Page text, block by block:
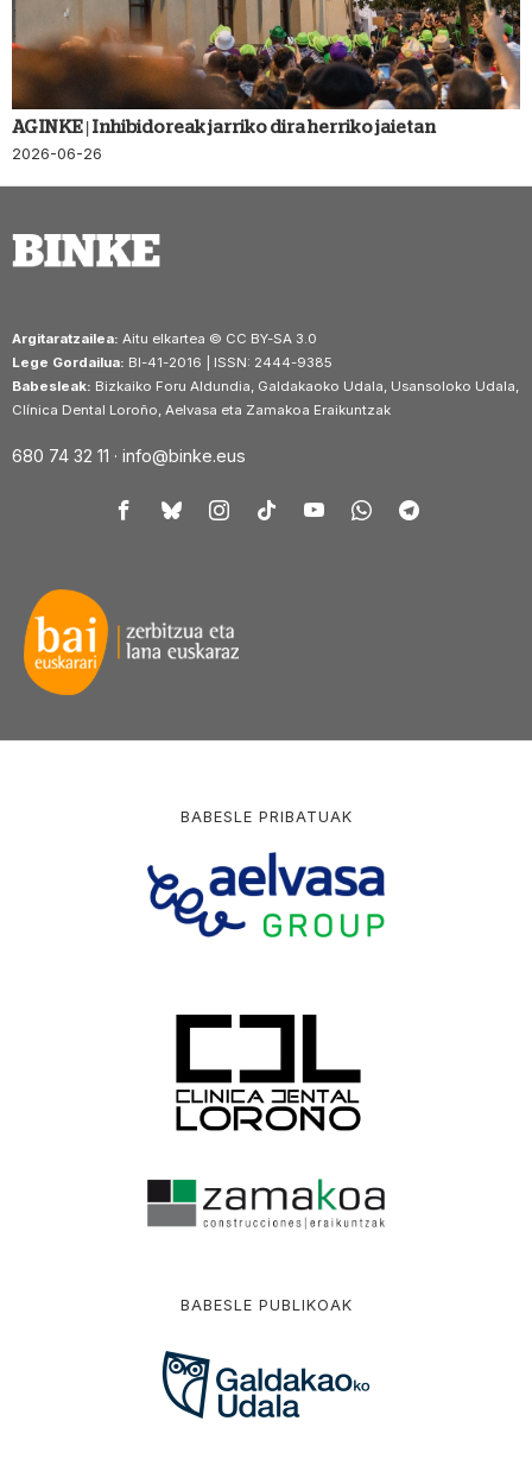
AGINKE | Inhibidoreak jarriko dira herriko jaietan
2026-06-26
Argitaratzailea: Aitu elkartea © CC BY-SA 3.0
Lege Gordailua: BI-41-2016 | ISSN: 2444-9385
Babesleak: Bizkaiko Foru Aldundia, Galdakaoko Udala, Usansoloko Udala,
Clínica Dental Loroño, Aelvasa eta Zamakoa Eraikuntzak
680 74 32 11 · info@binke.eus
BABESLE PRIBATUAK
BABESLE PUBLIKOAK